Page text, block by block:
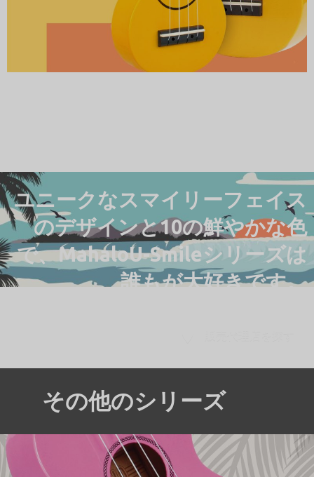
ユニークなスマイリーフェイス
のデザインと10の鮮やかな色
で、MahaloU-Smileシリーズは
誰もが大好きです。
その他のシリーズ